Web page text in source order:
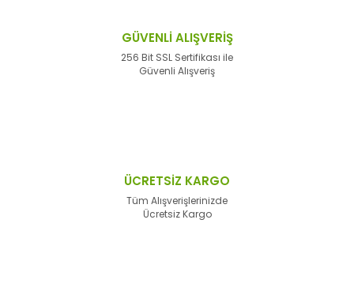
GÜVENLİ ALIŞVERİŞ
256 Bit SSL Sertifikası ile
Güvenli Alışveriş
ÜCRETSİZ KARGO
Tüm Alışverişlerinizde
Ücretsiz Kargo